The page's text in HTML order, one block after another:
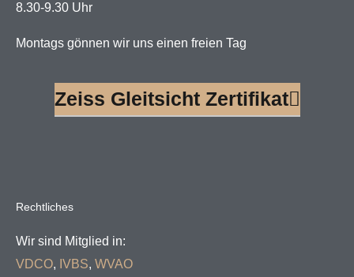
8.30-9.30 Uhr
Montags gönnen wir uns einen freien Tag
Zeiss Gleitsicht Zertifikat
Rechtliches
Wir sind Mitglied in:
VDCO, IVBS, WVAO